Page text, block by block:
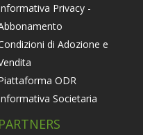
Privacy -
di Adozione e
ODR
Societaria
PARTNERS